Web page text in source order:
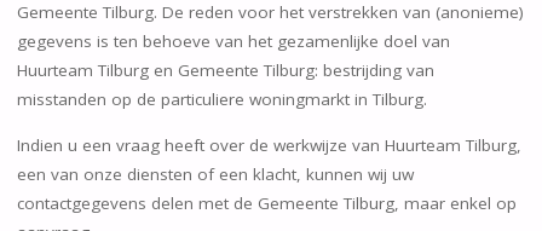
Gemeente Tilburg. De reden voor het verstrekken van (anonieme)
gegevens is ten behoeve van het gezamenlijke doel van
Huurteam Tilburg en Gemeente Tilburg: bestrijding van
misstanden op de particuliere woningmarkt in Tilburg.
Indien u een vraag heeft over de werkwijze van Huurteam Tilburg,
een van onze diensten of een klacht, kunnen wij uw
contactgegevens delen met de Gemeente Tilburg, maar enkel op